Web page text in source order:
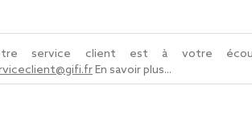
service client est à votre
En savoir plus...